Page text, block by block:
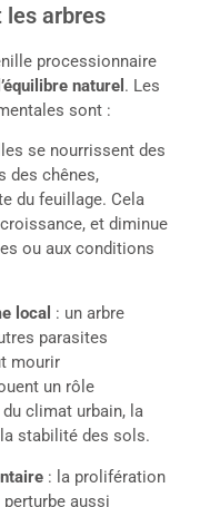
les arbres
processionnaire
naturel . Les
sont :
se nourrissent des
des chênes,
du feuillage. Cela
et diminue
ou aux conditions
local : un arbre
parasites
mourir
un rôle
climat urbain, la
stabilité des sols.
: la prolifération
aussi